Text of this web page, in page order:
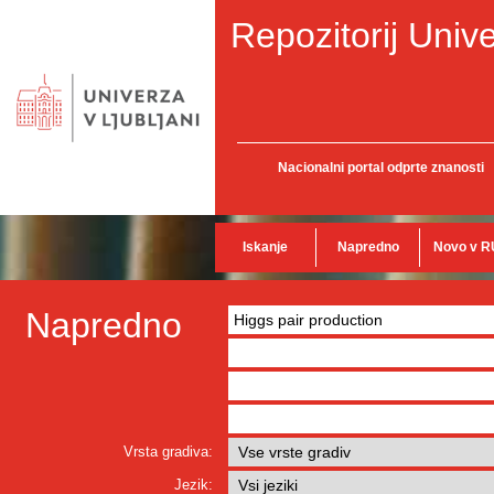
Repozitorij
Nacionalni portal odprte znanosti
Iskanje Napredno Novo v
Napredno
Vrsta gradiva:
Jezik: